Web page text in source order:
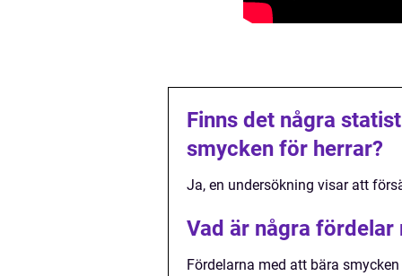
Finns det några
smycken för herrar?
Ja, en undersökning visar att
Vad är några
Fördelarna med att bära